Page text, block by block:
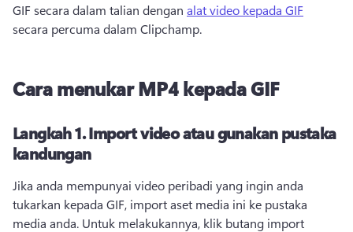
GIF secara dalam talian dengan alat video kepada GIF
secara percuma dalam Clipchamp.
Cara menukar MP4 kepada GIF
Langkah 1.Import video atau gunakan pustaka
kandungan
Jika anda mempunyai video peribadi yang ingin anda
tukarkan kepada GIF, import aset media ini ke pustaka
media anda. Untuk melakukannya, klik butang import